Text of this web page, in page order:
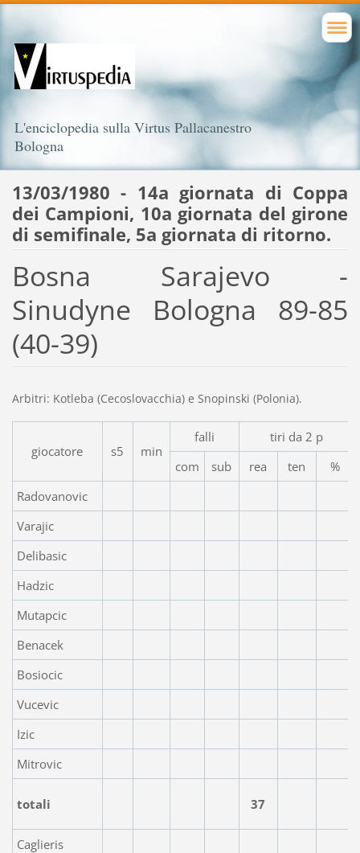
L'enciclopedia sulla Virtus Pallacanestro
Bologna
13/03/1980 - 14a giornata di Coppa
dei Campioni, 10a giornata del girone
di semifinale, 5a giornata di ritorno.
Bosna Sarajevo -
Sinudyne Bologna 89-85
(40-39)
Arbitri: Kotleba (Cecoslovacchia) e Snopinski (Polonia).
giocatore s5 min
falli
tiri da 2 p
com
sub rea ten
%
Radovanovic
Varajic
Delibasic
Hadzic
Mutapcic
Benacek
Bosiocic
Vucevic
Izic
Mitrovic
totali 37
Caglieris